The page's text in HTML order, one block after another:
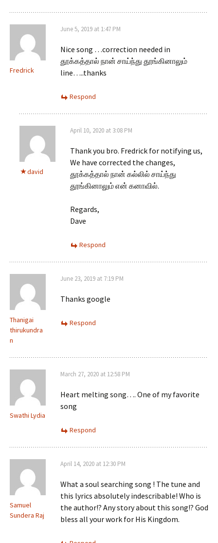
Fredrick
June 5, 2019 at 1:47 PM
Nice song …correction needed in
தூக்கத்தால் நான் சாய்ந்து தூங்கினாலும்
line…..thanks
Respond
david
April 10, 2020 at 3:08 PM
Thank you bro. Fredrick for notifying us,
We have corrected the changes,
தூக்கத்தால் நான் கல்லில் சாய்ந்து
தூங்கினாலும் என் கனாவில்.
Regards,
Dave
Respond
Thanigai
thirukundra
n
June 23, 2019 at 7:19 PM
Thanks google
Respond
Swathi Lydia
March 27, 2020 at 12:58 PM
Heart melting song…. One of my favorite
song
Respond
Samuel
Sundera Raj
April 14, 2020 at 12:30 PM
What a soul searching song ! The tune and
this lyrics absolutely indescribable! Who is
the author!? Any story about this song!? God
bless all your work for His Kingdom.